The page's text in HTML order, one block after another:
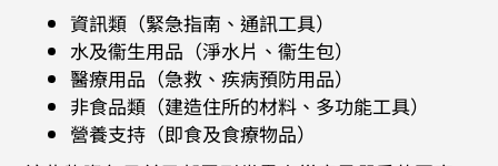
資訊類（緊急指南、通訊工具）
水及衞生用品（淨水片、衞生包）
醫療用品（急救、疾病預防用品）
非食品類（建造住所的材料、多功能工具）
營養支持（即食及食療物品）